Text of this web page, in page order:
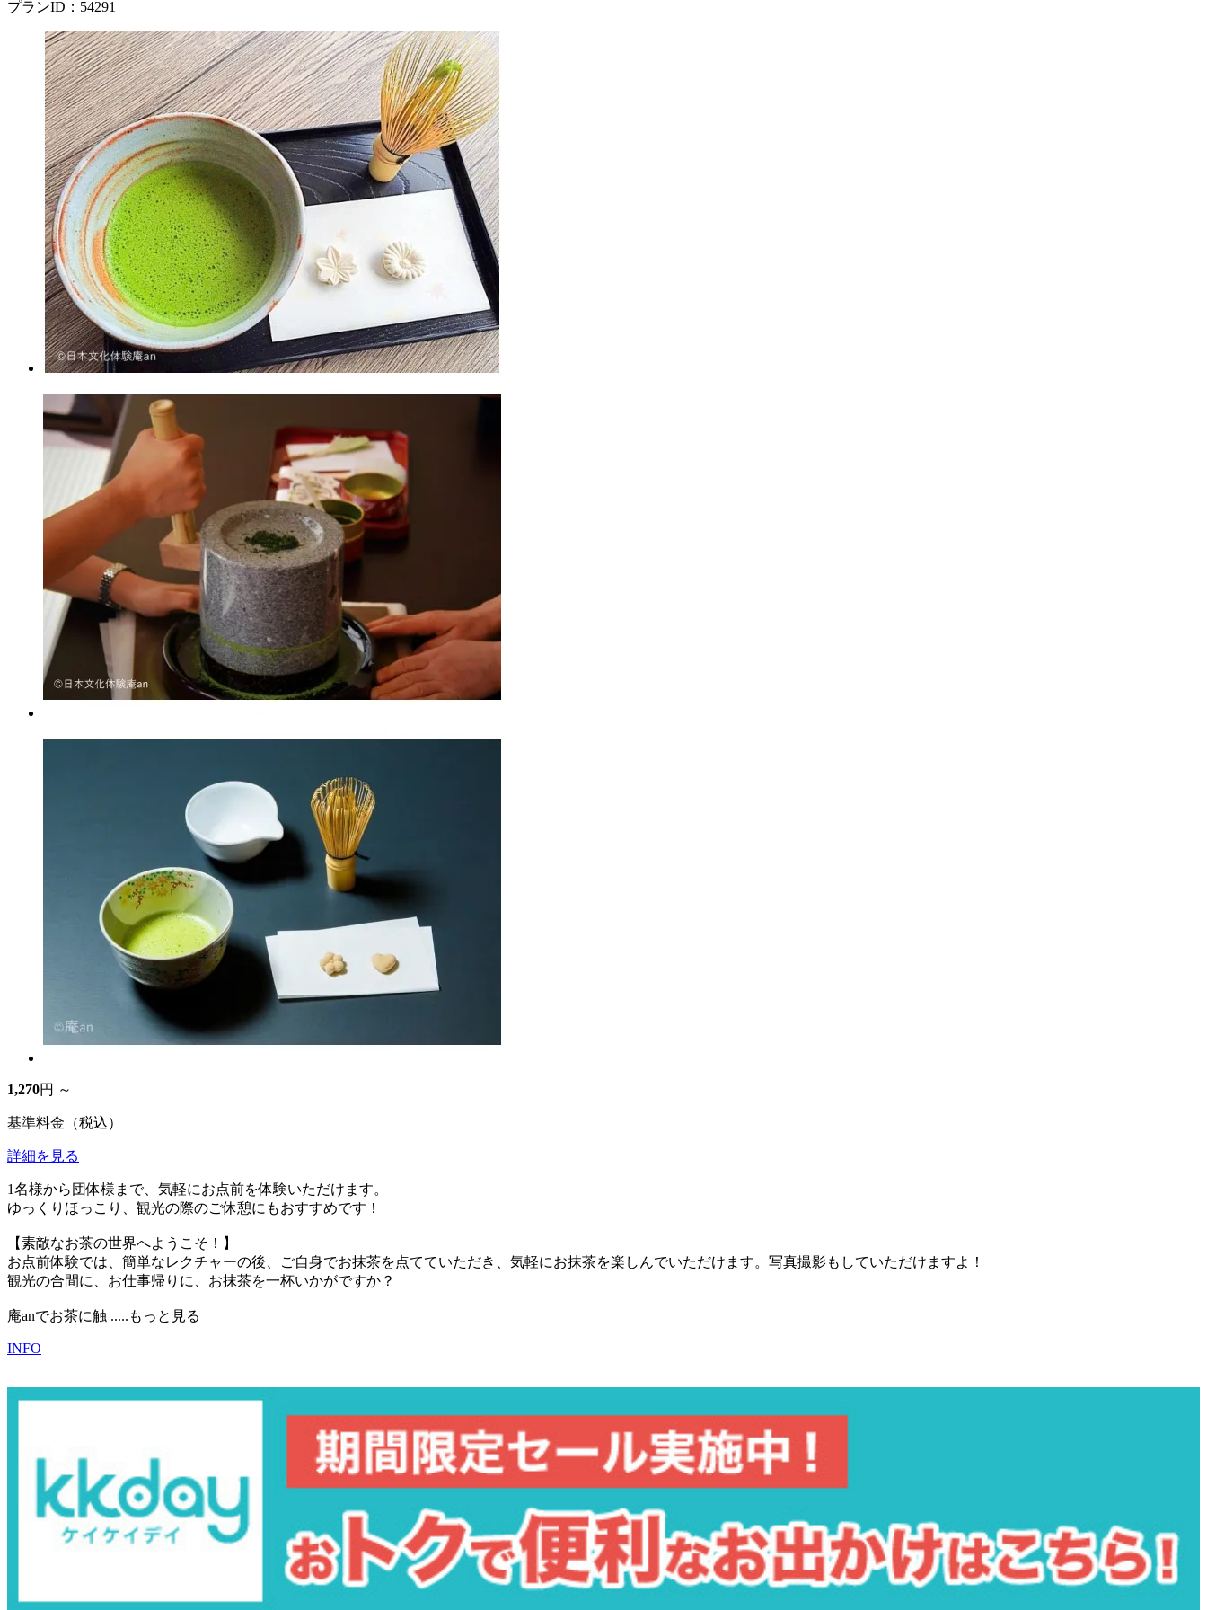
プランID：54291
1,270円 ～
基準料金（税込）
詳細を見る
1名様から団体様まで、気軽にお点前を体験いただけます。
ゆっくりほっこり、観光の際のご休憩にもおすすめです！
【素敵なお茶の世界へようこそ！】
お点前体験では、簡単なレクチャーの後、ご自身でお抹茶を点てていただき、気軽にお抹茶を楽しんでいただけます。写真撮影もしていただけますよ！
観光の合間に、お仕事帰りに、お抹茶を一杯いかがですか？
庵anでお茶に触 .....もっと見る
INFO